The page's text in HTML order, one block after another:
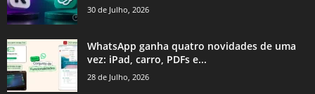
30 de Julho, 2026
WhatsApp ganha quatro novidades de uma
vez: iPad, carro, PDFs e...
28 de Julho, 2026